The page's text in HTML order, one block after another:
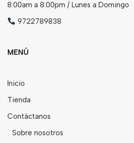
8:00am a 8:00pm / Lunes a Domingo
9722789838
MENÚ
Inicio
Tienda
Contáctanos
Sobre nosotros